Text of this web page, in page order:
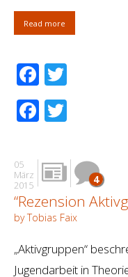
Read more
Facebook
Facebook
05
März
2015
4
“Rezension
by Tobias Faix
„Aktivgruppen“
Jugendarbeit in